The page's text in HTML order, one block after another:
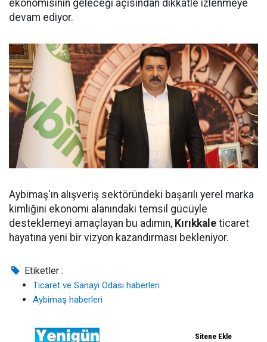
ekonomisinin geleceği açısından dikkatle izlenmeye
devam ediyor.
Aybimaş'ın alışveriş sektöründeki başarılı yerel marka
kimliğini ekonomi alanındaki temsil gücüyle
desteklemeyi amaçlayan bu adımın, Kırıkkale ticaret
hayatına yeni bir vizyon kazandırması bekleniyor.
Etiketler :
Ticaret ve Sanayi Odası haberleri
Aybimaş haberleri